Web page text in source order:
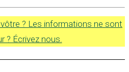
? Les informations ne sont
? Écrivez nous.